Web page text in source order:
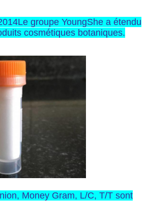
groupe YoungShe a étendu
cosmétiques botaniques.
Money Gram, L/C, T/T sont